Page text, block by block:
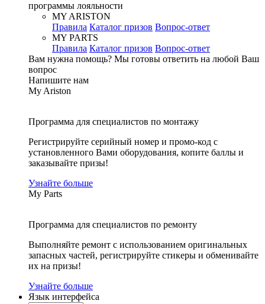
программы лояльности
MY ARISTON
Правила Каталог призов Вопрос-ответ
MY PARTS
Правила Каталог призов Вопрос-ответ
Вам нужна помощь? Мы готовы ответить на любой Ваш
вопрос
Напишите нам
My Ariston
Программа для специалистов по монтажу
Регистрируйте серийный номер и промо-код с
установленного Вами оборудования, копите баллы и
заказывайте призы!
Узнайте больше
My Parts
Программа для специалистов по ремонту
Выполняйте ремонт с использованием оригинальных
запасных частей, регистрируйте стикеры и обменивайте
их на призы!
Узнайте больше
Язык интерфейса